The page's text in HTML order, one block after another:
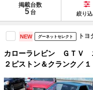
掲載台数
5 台 絞り
NEW グーネットセレクト トヨ
カローラレビン ＧＴＶ
２ピストン＆クランク／
（ＩＮ／ＥＸ）／ミッシ
オーバーホール済／新品